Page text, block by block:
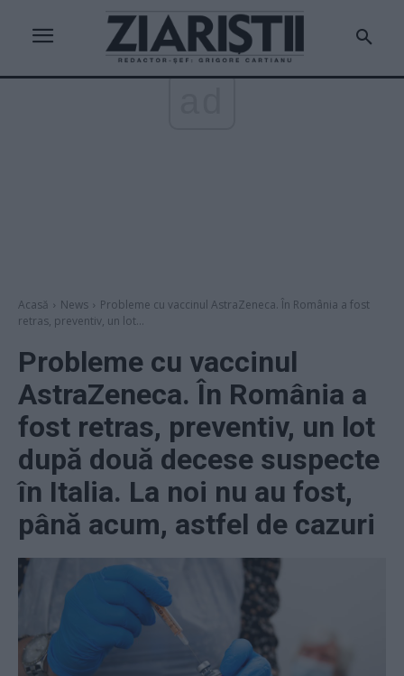
Acasă News
Probleme cu vaccinul AstraZeneca. În România a fost
retras, preventiv, un lot...
Probleme cu vaccinul
AstraZeneca. În România a
fost retras, preventiv, un lot
după două decese suspecte
în Italia. La noi nu au fost,
până acum, astfel de cazuri